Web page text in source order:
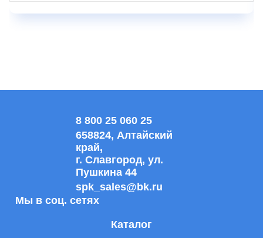
8 800 25 060 25
658824, Алтайский
край,
г. Славгород, ул.
Пушкина 44
spk_sales@bk.ru
Мы в соц. сетях
Каталог